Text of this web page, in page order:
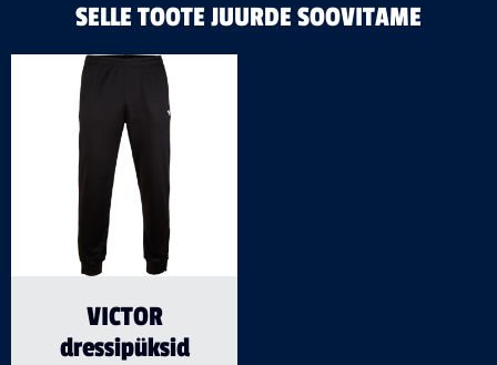
SELLE TOOTE JUURDE SOOVITAME
VICTOR
dressipüksid